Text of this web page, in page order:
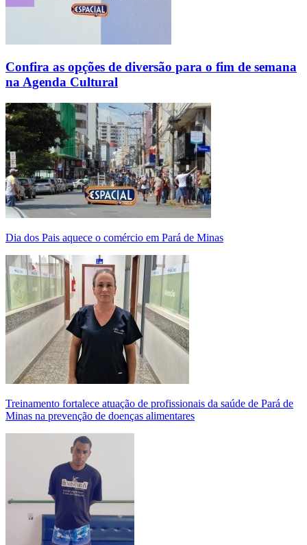
Confira as opções de diversão para o fim de semana
na Agenda Cultural
Dia dos Pais aquece o comércio em Pará de Minas
Treinamento fortalece atuação de profissionais da saúde de Pará de
Minas na prevenção de doenças alimentares